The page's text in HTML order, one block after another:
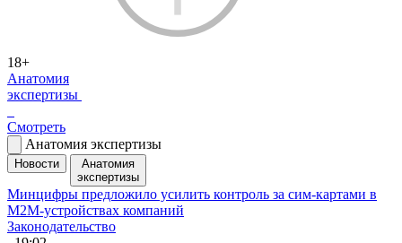
18+
Анатомия
экспертизы
Смотреть
Анатомия экспертизы
Новости
Анатомия
экспертизы
Минцифры предложило усилить контроль за сим-картами в
M2M-устройствах компаний
Законодательство